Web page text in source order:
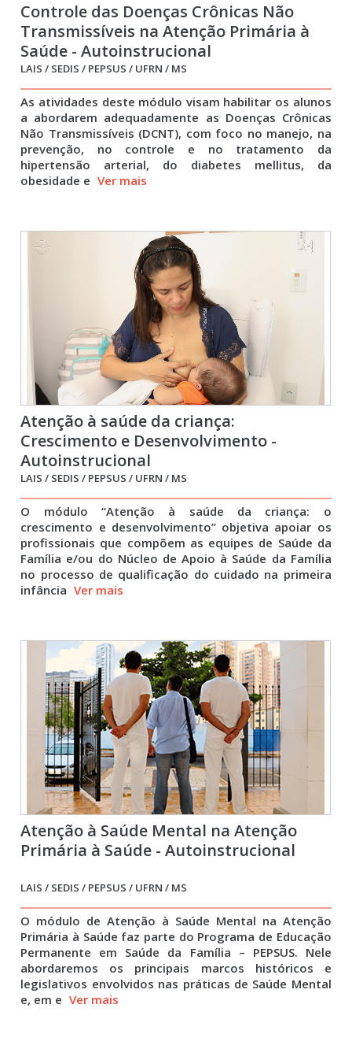
Controle das Doenças Crônicas Não
Transmissíveis na Atenção Primária à
Saúde - Autoinstrucional
LAIS / SEDIS / PEPSUS / UFRN / MS
As atividades deste módulo visam habilitar os alunos
a abordarem adequadamente as Doenças Crônicas
Não Transmissíveis (DCNT), com foco no manejo, na
prevenção, no controle e no tratamento da
hipertensão arterial, do diabetes mellitus, da
obesidade e Ver mais
Atenção à saúde da criança:
Crescimento e Desenvolvimento -
Autoinstrucional
LAIS / SEDIS / PEPSUS / UFRN / MS
O módulo “Atenção à saúde da criança: o
crescimento e desenvolvimento” objetiva apoiar os
profissionais que compõem as equipes de Saúde da
Família e/ou do Núcleo de Apoio à Saúde da Família
no processo de qualificação do cuidado na primeira
infância Ver mais
Atenção à Saúde Mental na Atenção
Primária à Saúde - Autoinstrucional
LAIS / SEDIS / PEPSUS / UFRN / MS
O módulo de Atenção à Saúde Mental na Atenção
Primária à Saúde faz parte do Programa de Educação
Permanente em Saúde da Família – PEPSUS. Nele
abordaremos os principais marcos históricos e
legislativos envolvidos nas práticas de Saúde Mental
e, em e Ver mais